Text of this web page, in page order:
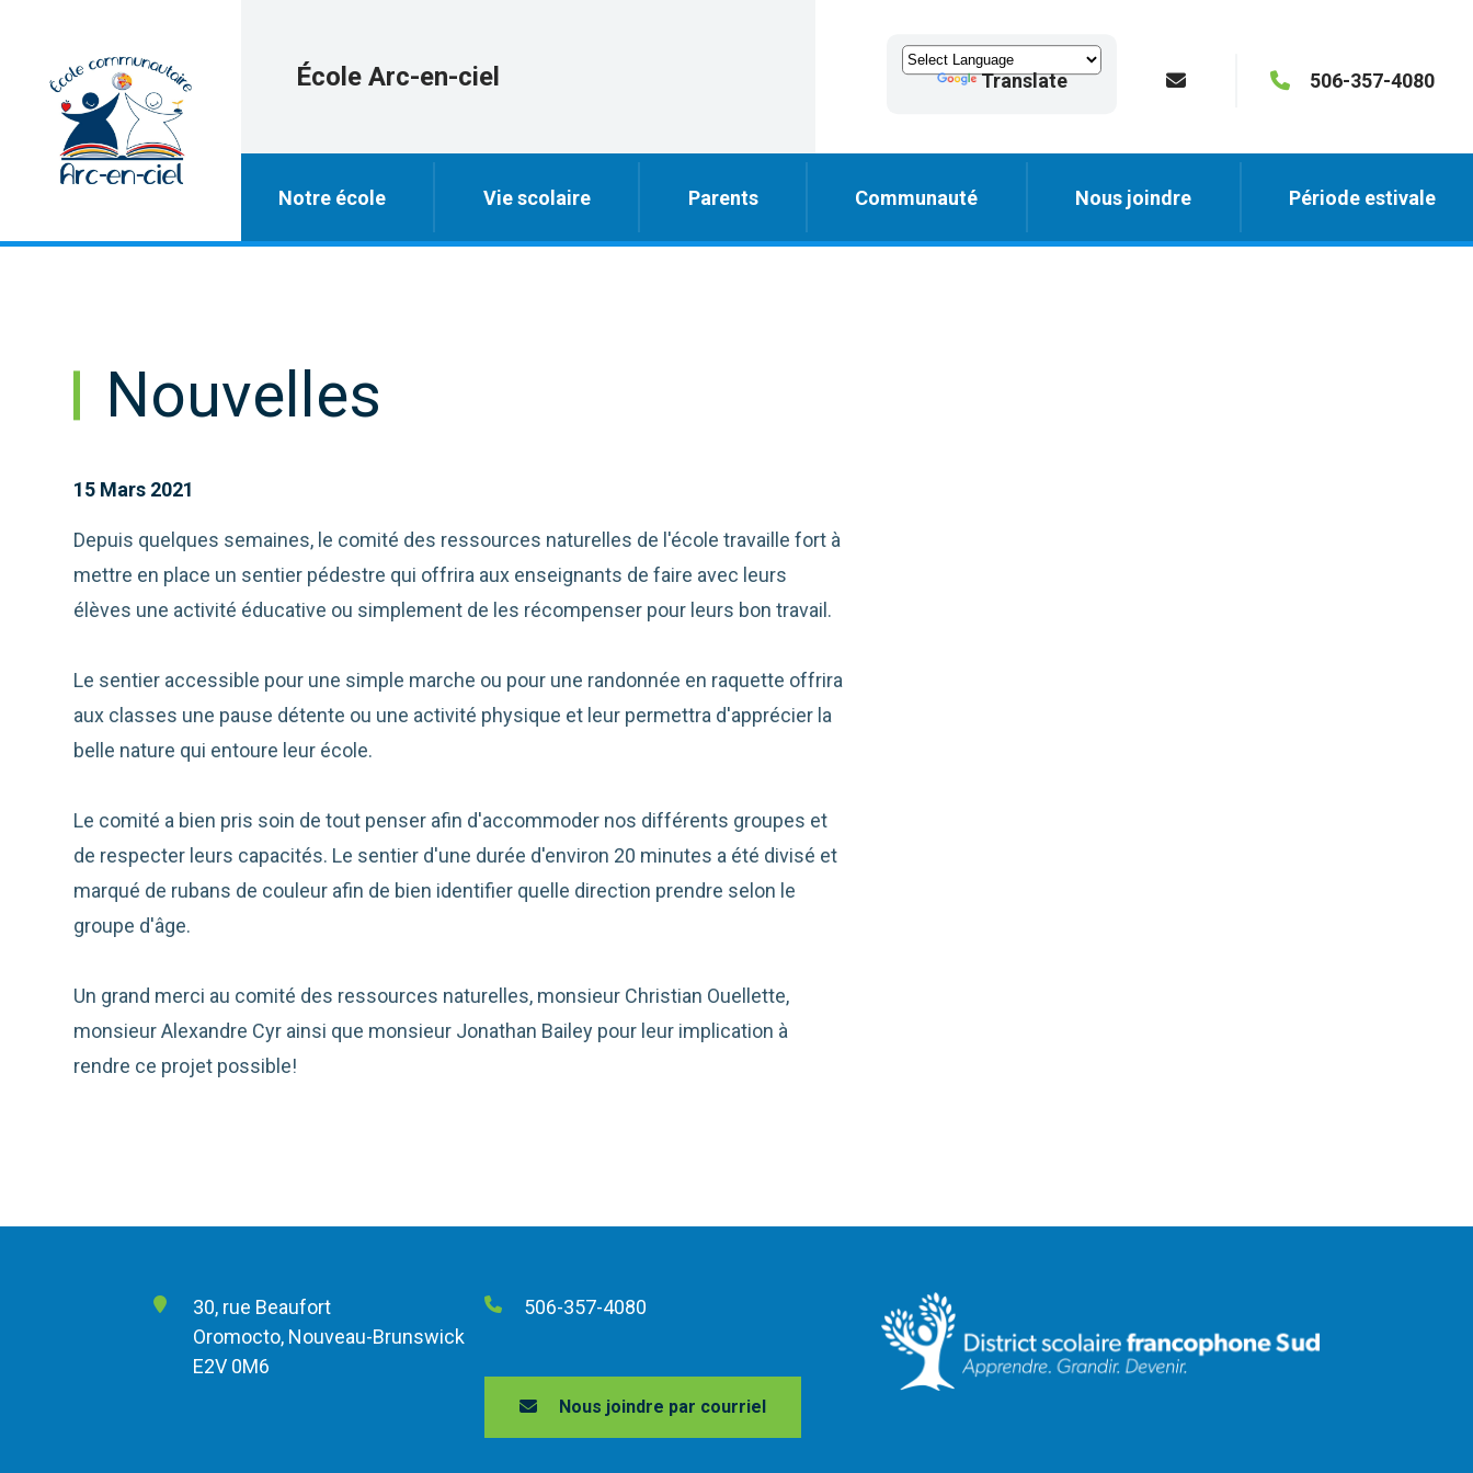
École Arc-en-ciel Translate 506-357-4080
Notre école Vie scolaire Parents Communauté Nous joindre Période estivale
Nouvelles
15 Mars 2021
Depuis quelques semaines, le comité des ressources naturelles de l'école travaille fort à
mettre en place un sentier pédestre qui offrira aux enseignants de faire avec leurs
élèves une activité éducative ou simplement de les récompenser pour leurs bon travail.
Le sentier accessible pour une simple marche ou pour une randonnée en raquette offrira
aux classes une pause détente ou une activité physique et leur permettra d'apprécier la
belle nature qui entoure leur école.
Le comité a bien pris soin de tout penser afin d'accommoder nos différents groupes et
de respecter leurs capacités. Le sentier d'une durée d'environ 20 minutes a été divisé et
marqué de rubans de couleur afin de bien identifier quelle direction prendre selon le
groupe d'âge.
Un grand merci au comité des ressources naturelles, monsieur Christian Ouellette,
monsieur Alexandre Cyr ainsi que monsieur Jonathan Bailey pour leur implication à
rendre ce projet possible!
30, rue Beaufort
Oromocto, Nouveau-Brunswick
E2V 0M6
506-357-4080
Nous joindre par courriel